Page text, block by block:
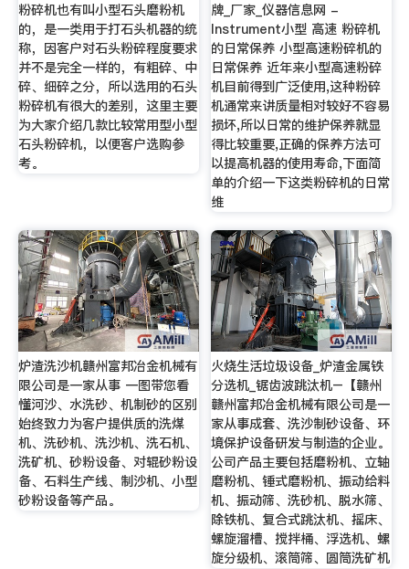
粉碎机也有叫小型石头磨粉机
的，是一类用于打石头机器的统
称，因客户对石头粉碎程度要求
并不是完全一样的，有粗碎、中
碎、细碎之分，所以选用的石头
粉碎机有很大的差别，这里主要
为大家介绍几款比较常用型小型
石头粉碎机，以便客户选购参
考。
牌_厂家_仪器信息网 -
Instrument小型 高速 粉碎机
的日常保养 小型高速粉碎机的
日常保养 近年来小型高速粉碎
机目前得到广泛使用,这种粉碎
机通常来讲质量相对较好不容易
损坏,所以日常的维护保养就显
得比较重要,正确的保养方法可
以提高机器的使用寿命,下面简
单的介绍一下这类粉碎机的日常
维
炉渣洗沙机赣州富邦冶金机械有
限公司是一家从事 一图带您看
懂河沙、水洗砂、机制砂的区别
始终致力为客户提供质的洗煤
机、洗砂机、洗沙机、洗石机、
洗矿机、砂粉设备、对辊砂粉设
备、石料生产线、制沙机、小型
砂粉设备等产品。
火烧生活垃圾设备_炉渣金属铁
分选机_锯齿波跳汰机–【赣州
赣州富邦冶金机械有限公司是一
家从事成套、洗沙制砂设备、环
境保护设备研发与制造的企业。
公司产品主要包括磨粉机、立轴
磨粉机、锤式磨粉机、振动给料
机、振动筛、洗砂机、脱水筛、
除铁机、复合式跳汰机、摇床、
螺旋溜槽、搅拌桶、浮选机、螺
旋分级机、滚筒筛、圆筒洗矿机